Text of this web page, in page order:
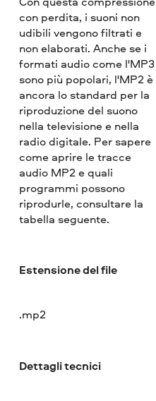
con perdita, i suoni non
udibili vengono filtrati e
non elaborati. Anche se i
formati audio come l'MP3
sono più popolari, l'MP2 è
ancora lo standard per la
riproduzione del suono
nella televisione e nella
radio digitale. Per sapere
come aprire le tracce
audio MP2 e quali
programmi possono
riprodurle, consultare la
tabella seguente.
Estensione del file
.mp2
Dettagli tecnici